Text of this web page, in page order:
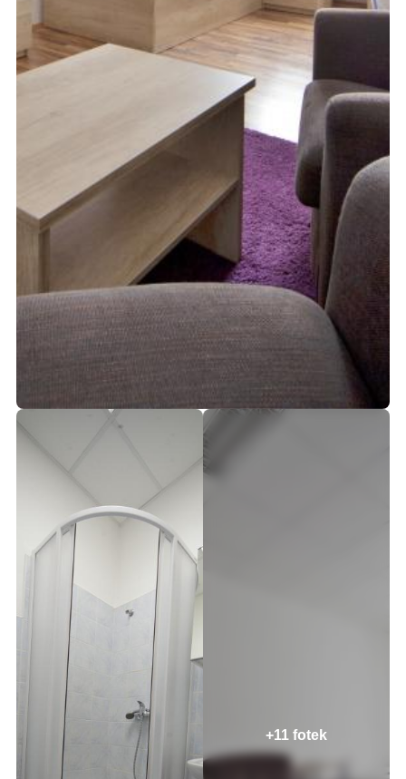
+11 fotek